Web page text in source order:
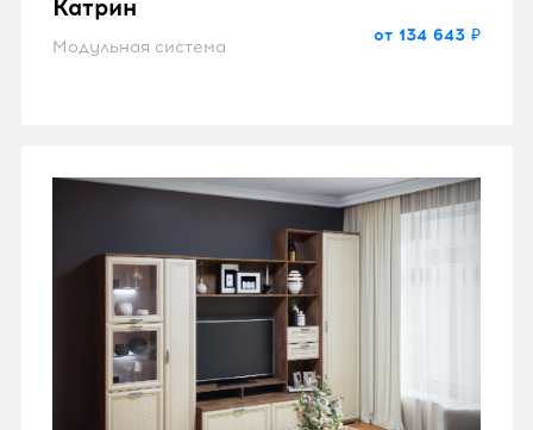
Катрин
Модульная система
от 134 643 ₽